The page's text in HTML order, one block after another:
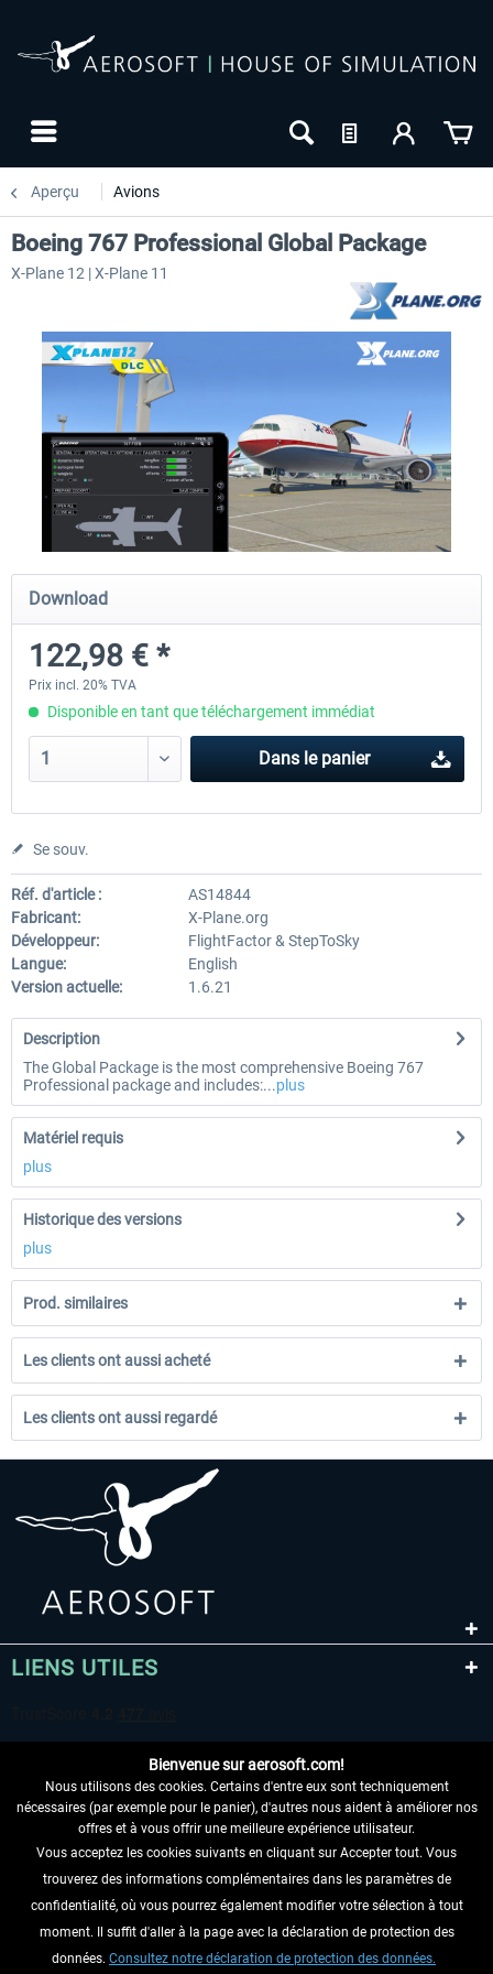
Aperçu Avions
Diamond DA-62
38,27 € *
Cessna 208 Grand Caravan
Boeing 767 Professional Global Package
X-Plane 12 | X-Plane 11
Download
122,98 € *
Prix incl. 20% TVA
Disponible en tant que téléchargement immédiat
Dans le panier
Se souv.
Réf. d'article :
AS14844
Fabricant:
X-Plane.org
Développeur:
FlightFactor & StepToSky
Langue:
English
Version actuelle:
1.6.21
Description
The Global Package is the most comprehensive Boeing 767
Professional package and includes:...plus
Matériel requis
plus
Historique des versions
plus
Prod. similaires
Les clients ont aussi acheté
Les clients ont aussi regardé
LIENS UTILES
RENONCER AU CONTRAT ICI
INFORMATIONS
NE MANQUEZ PAS LES DERNIÈRES
Bienvenue sur aerosoft.com!
Nous utilisons des cookies. Certains d'entre eux sont techniquement
nécessaires (par exemple pour le panier), d'autres nous aident à améliorer nos
offres et à vous offrir une meilleure expérience utilisateur.
Vous acceptez les cookies suivants en cliquant sur Accepter tout. Vous
trouverez des informations complémentaires dans les paramètres de
confidentialité, où vous pourrez également modifier votre sélection à tout
moment. Il suffit d'aller à la page avec la déclaration de protection des
données. Consultez notre déclaration de protection des données.